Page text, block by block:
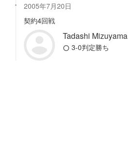
2005年7月20日
契約4回戦
Tadashi Mizuyama
3-0判定勝ち